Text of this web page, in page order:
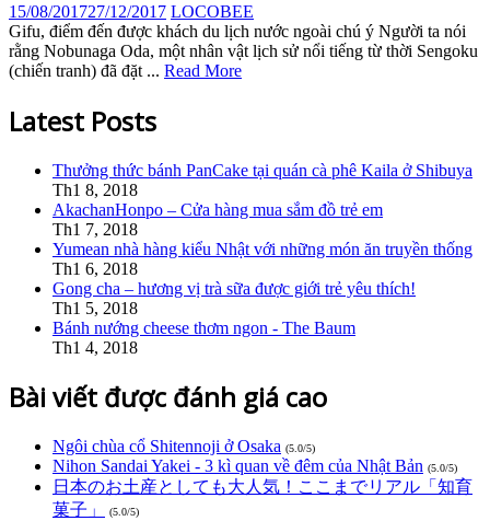
15/08/201727/12/2017 LOCOBEE
Gifu, điểm đến được khách du lịch nước ngoài chú ý Người ta nói
rằng Nobunaga Oda, một nhân vật lịch sử nổi tiếng từ thời Sengoku
(chiến tranh) đã đặt ... Read More
Latest Posts
Thưởng thức bánh PanCake tại quán cà phê Kaila ở Shibuya
Th1 8, 2018
AkachanHonpo – Cửa hàng mua sắm đồ trẻ em
Th1 7, 2018
Yumean nhà hàng kiểu Nhật với những món ăn truyền thống
Th1 6, 2018
Gong cha – hương vị trà sữa được giới trẻ yêu thích!
Th1 5, 2018
Bánh nướng cheese thơm ngon - The Baum
Th1 4, 2018
Bài viết được đánh giá cao
Ngôi chùa cổ Shitennoji ở Osaka (5.0/5)
Nihon Sandai Yakei - 3 kì quan về đêm của Nhật Bản (5.0/5)
日本のお土産としても大人気！ここまでリアル「知育
菓子」
(5.0/5)